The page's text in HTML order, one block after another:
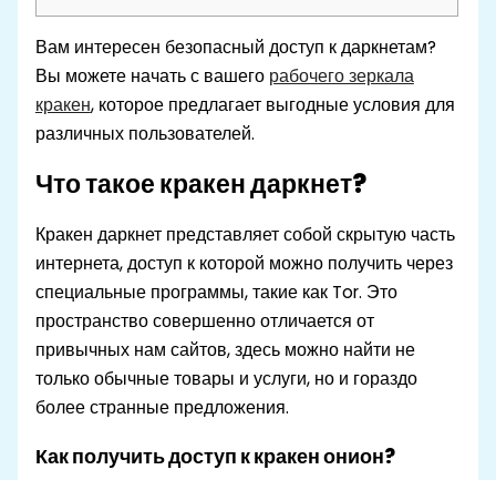
Вам интересен безопасный доступ к даркнетам?
Вы можете начать с вашего рабочего зеркала
кракен, которое предлагает выгодные условия для
различных пользователей.
Что такое кракен даркнет?
Кракен даркнет представляет собой скрытую часть
интернета, доступ к которой можно получить через
специальные программы, такие как Tor. Это
пространство совершенно отличается от
привычных нам сайтов, здесь можно найти не
только обычные товары и услуги, но и гораздо
более странные предложения.
Как получить доступ к кракен онион?